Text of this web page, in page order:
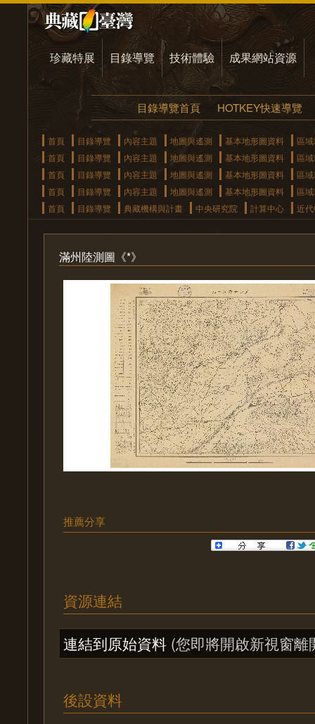
珍藏特展 目錄導覽 技術體驗 成果網站資源
目錄導覽首頁 HOTKEY快速導覽
首頁 目錄導覽 內容主題 地圖與遙測 基本地形圖資料
區
首頁
目錄導覽 內容主題 地圖與遙測 基本地形圖資料
區
首頁
目錄導覽 內容主題 地圖與遙測 基本地形圖資料
區
首頁
目錄導覽 內容主題 地圖與遙測 基本地形圖資料
區
首頁
目錄導覽 典藏機構與計畫 中央研究院 計算中心 近
滿州陸測圖《*》
推薦分享
資源連結
連結到原始資料 (您即將開啟新視窗離
後設資料